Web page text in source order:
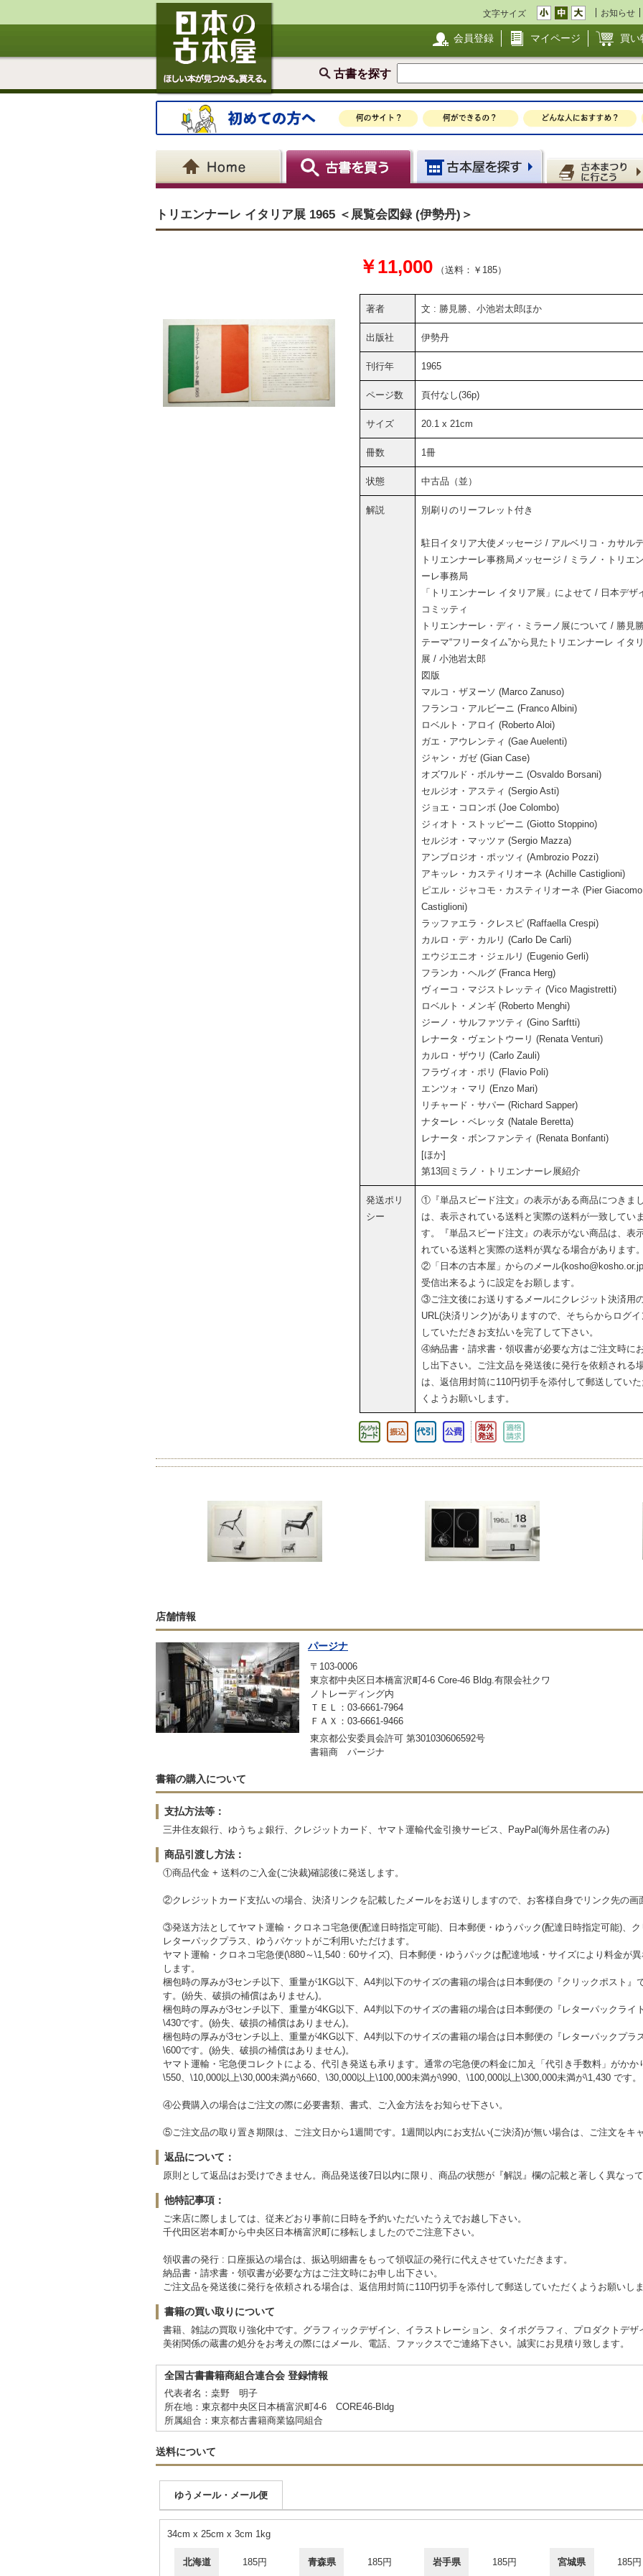
文字サイズ お知らせ
会員登録 マイページ 買い
古書を探す
トリエンナーレ イタリア展 1965 ＜展覧会図録 (伊勢丹)＞
￥11,000 （送料：￥185）
著者 文 : 勝見勝、小池岩太郎ほか
出版社 伊勢丹
刊行年 1965
ページ数 頁付なし(36p)
サイズ 20.1 x 21cm
冊数 1冊
状態 中古品（並）
解説 別刷りのリーフレット付き
駐日イタリア大使メッセージ / アルベリコ・カサル
トリエンナーレ事務局メッセージ / ミラノ・トリエ
ーレ事務局
「トリエンナーレ イタリア展」によせて / 日本デザ
コミッティ
トリエンナーレ・ディ・ミラーノ展について / 勝見
テーマ“フリータイム”から見たトリエンナーレ イタ
展 / 小池岩太郎
図版
マルコ・ザヌーソ (Marco Zanuso)
フランコ・アルビーニ (Franco Albini)
ロベルト・アロイ (Roberto Aloi)
ガエ・アウレンティ (Gae Auelenti)
ジャン・ガゼ (Gian Case)
オズワルド・ボルサーニ (Osvaldo Borsani)
セルジオ・アスティ (Sergio Asti)
ジョエ・コロンボ (Joe Colombo)
ジィオト・ストッピーニ (Giotto Stoppino)
セルジオ・マッツァ (Sergio Mazza)
アンブロジオ・ポッツィ (Ambrozio Pozzi)
アキッレ・カスティリオーネ (Achille Castiglioni)
ピエル・ジャコモ・カスティリオーネ (Pier Giacomo
Castiglioni)
ラッファエラ・クレスピ (Raffaella Crespi)
カルロ・デ・カルリ (Carlo De Carli)
エウジエニオ・ジェルリ (Eugenio Gerli)
フランカ・ヘルグ (Franca Herg)
ヴィーコ・マジストレッティ (Vico Magistretti)
ロベルト・メンギ (Roberto Menghi)
ジーノ・サルファツティ (Gino Sarftti)
レナータ・ヴェントウーリ (Renata Venturi)
カルロ・ザウリ (Carlo Zauli)
フラヴィオ・ポリ (Flavio Poli)
エンツォ・マリ (Enzo Mari)
リチャード・サパー (Richard Sapper)
ナターレ・ベレッタ (Natale Beretta)
レナータ・ボンファンティ (Renata Bonfanti)
[ほか]
第13回ミラノ・トリエンナーレ展紹介
発送ポリ
シー
①『単品スピード注文』の表示がある商品につきま
は、表示されている送料と実際の送料が一致していま
す。『単品スピード注文』の表示がない商品は、表
れている送料と実際の送料が異なる場合があります。
②「日本の古本屋」からのメール
受信出来るように設定をお願します。
③ご注文後にお送りするメールにクレジット決済用
URL(決済リンク)がありますので、そちらからログイ
していただきお支払いを完了して下さい。
④納品書・請求書・領収書が必要な方はご注文時に
し出下さい。ご注文品を発送後に発行を依頼される
は、返信用封筒に110円切手を添付して郵送してい
くようお願いします。
店舗情報
パージナ
〒103-0006
東京都中央区日本橋富沢町4-6 Core-46 Bldg.有限会社クワ
ノトレーディング内
ＴＥＬ：03-6661-7964
ＦＡＸ：03-6661-9466
東京都公安委員会許可 第301030606592号
書籍商 パージナ
書籍の購入について
支払方法等：
三井住友銀行、ゆうちょ銀行、クレジットカード、ヤマト運輸代金引換サービス、PayPal(海外居住者のみ)
商品引渡し方法：
①商品代金 + 送料のご入金(ご決裁)確認後に発送します。
②クレジットカード支払いの場合、決済リンクを記載したメールをお送りしますので、お客様自身でリンク先の画
③発送方法としてヤマト運輸・クロネコ宅急便(配達日時指定可能)、日本郵便・ゆうパック(配達日時指定可能)、ク
レターパックプラス、ゆうパケットがご利用いただけます。
ヤマト運輸・クロネコ宅急便(\880～\1,540 : 60サイズ)、日本郵便・ゆうパックは配達地域・サイズにより料金が
します。
梱包時の厚みが3センチ以下、重量が1KG以下、A4判以下のサイズの書籍の場合は日本郵便の『クリックポスト』
す。(紛失、破損の補償はありません)。
梱包時の厚みが3センチ以下、重量が4KG以下、A4判以下のサイズの書籍の場合は日本郵便の『レターパックライ
\430です。(紛失、破損の補償はありません)。
梱包時の厚みが3センチ以上、重量が4KG以下、A4判以下のサイズの書籍の場合は日本郵便の『レターパックプラ
\600です。(紛失、破損の補償はありません)。
ヤマト運輸・宅急便コレクトによる、代引き発送も承ります。通常の宅急便の料金に加え「代引き手数料」がか
\550、\10,000以上\30,000未満が\660、\30,000以上\100,000未満が\990、\100,000以上\300,000未満が\1,430 です。
④公費購入の場合はご注文の際に必要書類、書式、ご入金方法をお知らせ下さい。
⑤ご注文品の取り置き期限は、ご注文日から1週間です。1週間以内にお支払い(ご決済)が無い場合は、ご注文をキ
返品について：
原則として返品はお受けできません。商品発送後7日以内に限り、商品の状態が『解説』欄の記載と著しく異なっ
他特記事項：
ご来店に際しましては、従来どおり事前に日時を予約いただいたうえでお越し下さい。
千代田区岩本町から中央区日本橋富沢町に移転しましたのでご注意下さい。
領収書の発行 : 口座振込の場合は、振込明細書をもって領収証の発行に代えさせていただきます。
納品書・請求書・領収書が必要な方はご注文時にお申し出下さい。
ご注文品を発送後に発行を依頼される場合は、返信用封筒に110円切手を添付して郵送していただくようお願いしま
書籍の買い取りについて
書籍、雑誌の買取り強化中です。グラフィックデザイン、イラストレーション、タイポグラフィ、プロダクトデザ
美術関係の蔵書の処分をお考えの際にはメール、電話、ファックスでご連絡下さい。誠実にお見積り致します。
全国古書書籍商組合連合会 登録情報
代表者名：桒野 明子
所在地：東京都中央区日本橋富沢町4-6 CORE46-Bldg
所属組合：東京都古書籍商業協同組合
送料について
ゆうメール・メール便
34cm x 25cm x 3cm 1kg
北海道 185円 青森県 185円 岩手県 185円 宮城県 185円